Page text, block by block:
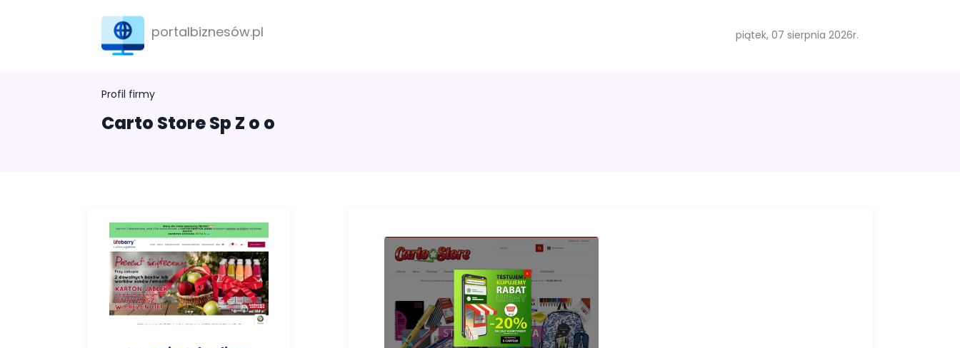
portalbiznesów.pl piątek, 07 sierpnia 2026r.
Profil firmy
Carto Store Sp Z o o